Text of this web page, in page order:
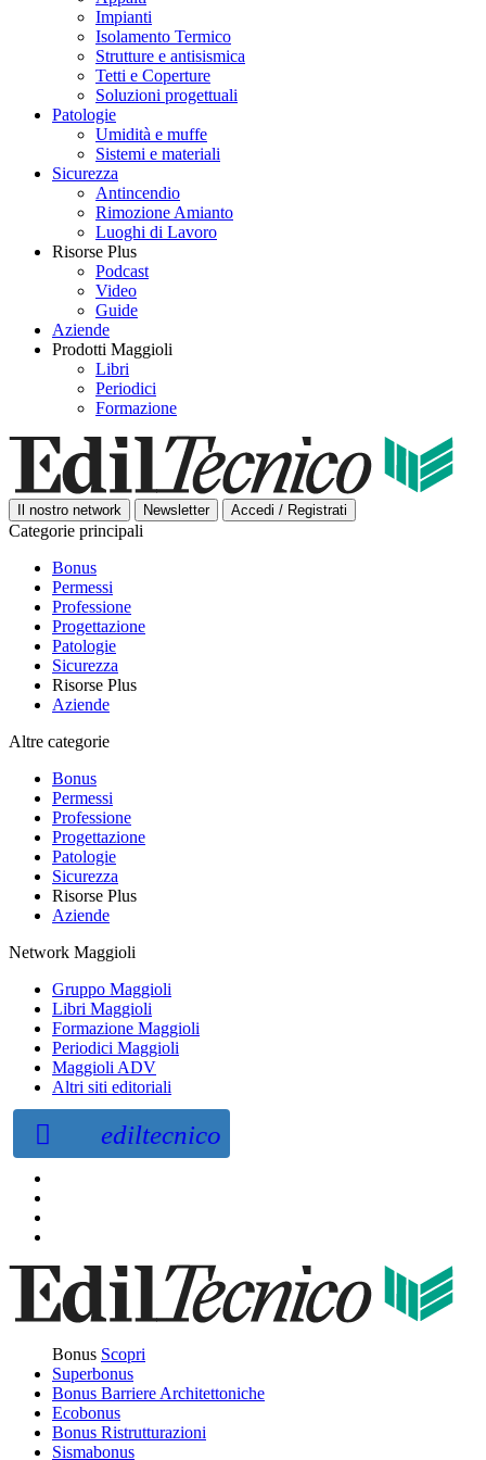
Impianti
Isolamento Termico
Strutture e antisismica
Tetti e Coperture
Soluzioni progettuali
Patologie
Umidità e muffe
Sistemi e materiali
Sicurezza
Antincendio
Rimozione Amianto
Luoghi di Lavoro
Risorse Plus
Podcast
Video
Guide
Aziende
Prodotti Maggioli
Libri
Periodici
Formazione
Il nostro network Newsletter Accedi / Registrati
Categorie principali
Bonus
Permessi
Professione
Progettazione
Patologie
Sicurezza
Risorse Plus
Aziende
Altre categorie
Bonus
Permessi
Professione
Progettazione
Patologie
Sicurezza
Risorse Plus
Aziende
Network Maggioli
Gruppo Maggioli
Libri Maggioli
Formazione Maggioli
Periodici Maggioli
Maggioli ADV
Altri siti editoriali
ediltecnico
Bonus Scopri
Superbonus
Bonus Barriere Architettoniche
Ecobonus
Bonus Ristrutturazioni
Sismabonus